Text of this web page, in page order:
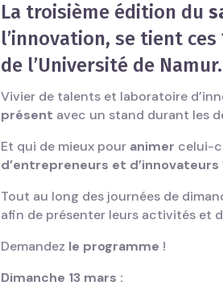
La troisième édition du
l’innovation, se tient
de l’Université de Namur.
Vivier de talents et laboratoire
présent avec un stand durant les
Et qui de mieux pour animer celui-
d’entrepreneurs et d’innovateurs
Tout au long des journées de
afin de présenter leurs activités et
Demandez le programme !
Dimanche 13 mars :